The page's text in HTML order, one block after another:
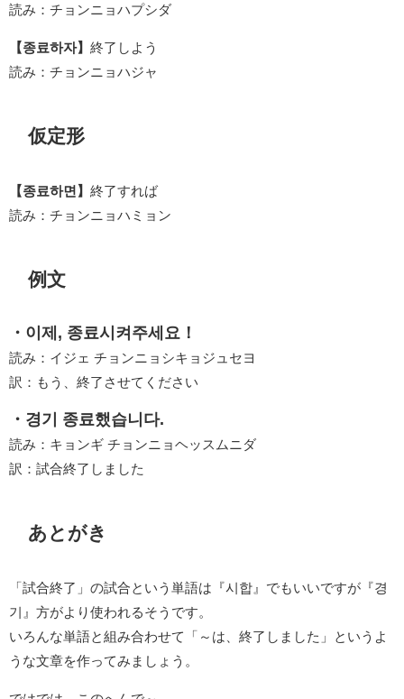
読み：チョンニョハプシダ
【종료하자】 終了しよう
読み：チョンニョハジャ
仮定形
【종료하면】 終了すれば
読み：チョンニョハミョン
例文
・이제, 종료시켜주세요！
読み：イジェ チョンニョシキョジュセヨ
訳：もう、終了させてください
・경기 종료했습니다.
読み：キョンギ チョンニョヘッスムニダ
訳：試合終了しました
あとがき
「試合終了」の試合という単語は『시합』でもいいですが『경
기』方がより使われるそうです。
いろんな単語と組み合わせて「～は、終了しました」というよ
うな文章を作ってみましょう。